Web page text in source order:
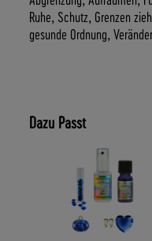
Ruhe, Schutz, Grenzen
gesunde Ordnung,
Dazu Passt